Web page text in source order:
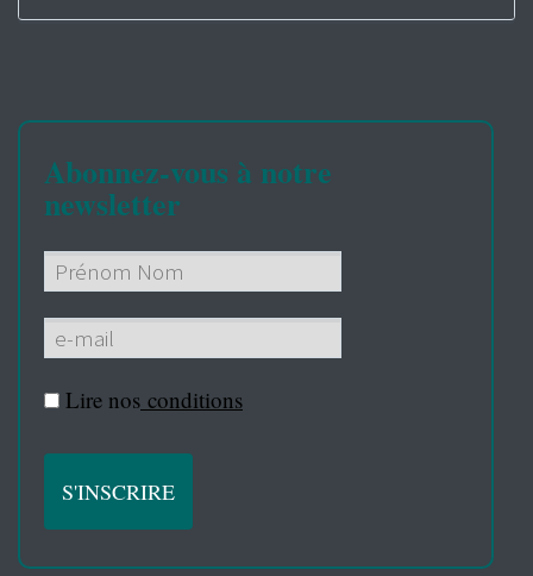
Abonnez-vous à notre
newsletter
Lire nos conditions